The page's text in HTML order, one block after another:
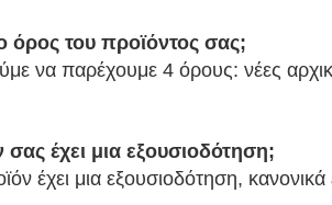
όρος του προϊόντος σας;
να παρέχουμε 4 όρους: νέες
έχει μια εξουσιοδότηση;
έχει μια εξουσιοδότηση, κανονικά